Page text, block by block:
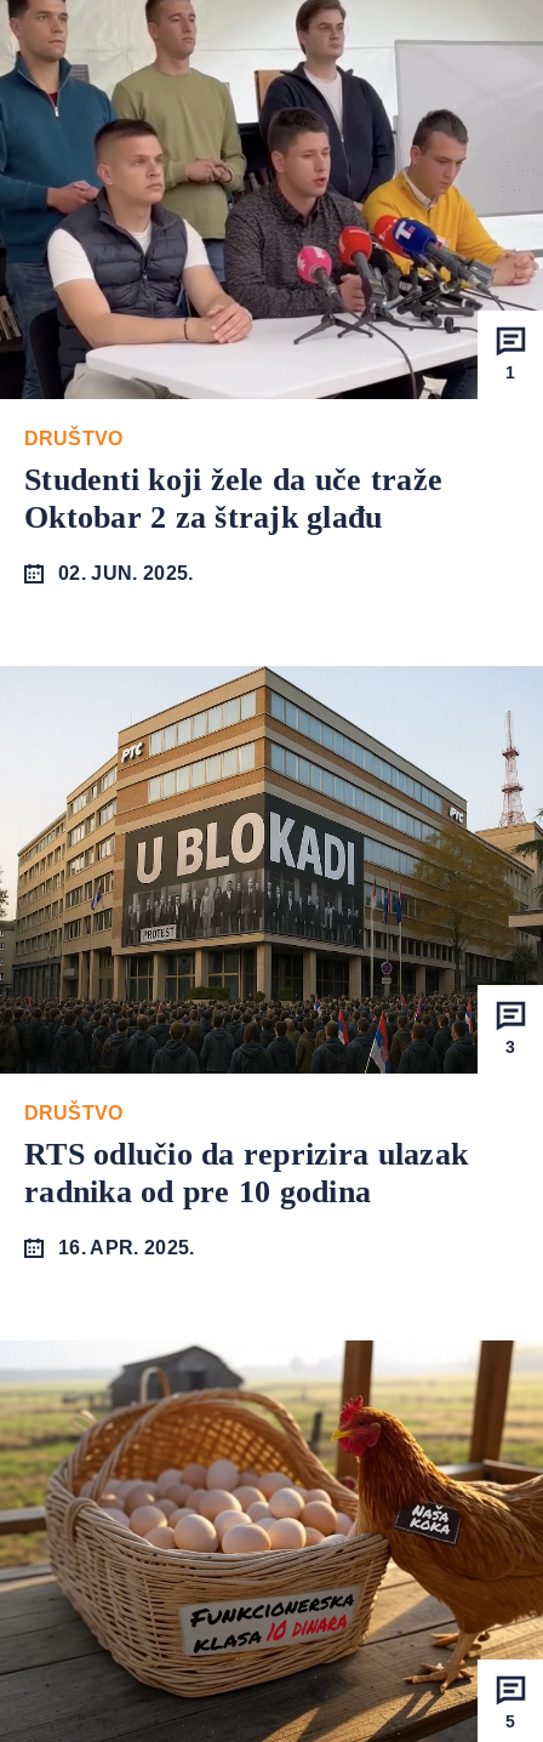
1
DRUŠTVO
Studenti koji žele da uče traže
Oktobar 2 za štrajk glađu
02. JUN. 2025.
3
DRUŠTVO
RTS odlučio da reprizira ulazak
radnika od pre 10 godina
16. APR. 2025.
5